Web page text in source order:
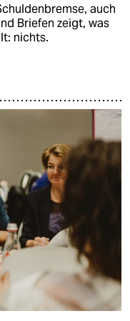
auch
Briefen zeigt, was
nichts.